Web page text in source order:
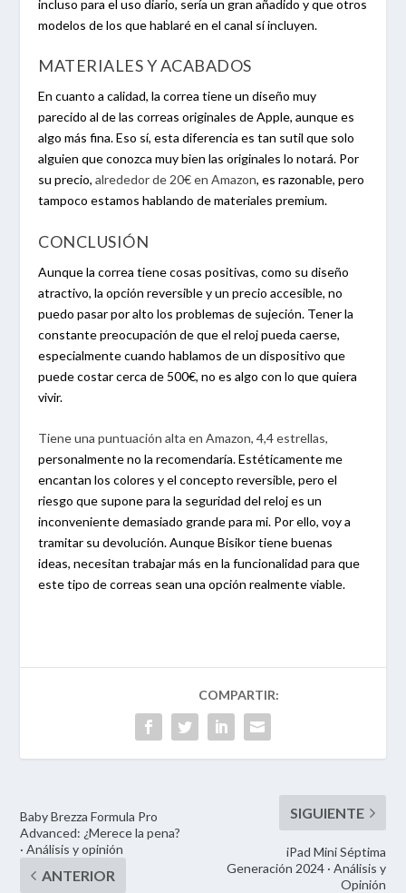
incluso para el uso diario, sería un gran añadido y que otros
modelos de los que hablaré en el canal sí incluyen.
MATERIALES Y ACABADOS
En cuanto a calidad, la correa tiene un diseño muy
parecido al de las correas originales de Apple, aunque es
algo más fina. Eso sí, esta diferencia es tan sutil que solo
alguien que conozca muy bien las originales lo notará. Por
su precio,alrededor de 20€ en Amazon, es razonable, pero
tampoco estamos hablando de materiales premium.
CONCLUSIÓN
Aunque la correa tiene cosas positivas, como su diseño
atractivo, la opción reversible y un precio accesible, no
puedo pasar por alto los problemas de sujeción. Tener la
constante preocupación de que el reloj pueda caerse,
especialmente cuando hablamos de un dispositivo que
puede costar cerca de 500€, no es algo con lo que quiera
vivir.
Tiene una puntuación alta en Amazon, 4,4 estrellas,
personalmente no la recomendaría. Estéticamente me
encantan los colores y el concepto reversible, pero el
riesgo que supone para la seguridad del reloj es un
inconveniente demasiado grande para mi. Por ello, voy a
tramitar su devolución. Aunque Bisikor tiene buenas
ideas, necesitan trabajar más en la funcionalidad para que
este tipo de correas sean una opción realmente viable.
Baby Brezza Formula Pro
Advanced: ¿Merece la pena?
· Análisis y opinión
iPad Mini Séptima
Generación 2024 · Análisis y
Opinión